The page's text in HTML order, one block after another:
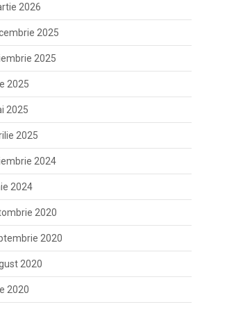
2026
2025
2025
2025
2025
2025
2024
2024
2020
2020
2020
2020